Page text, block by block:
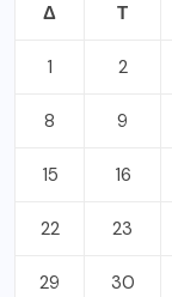
Δ Τ
1 2
8 9
15 16
22 23
29 30